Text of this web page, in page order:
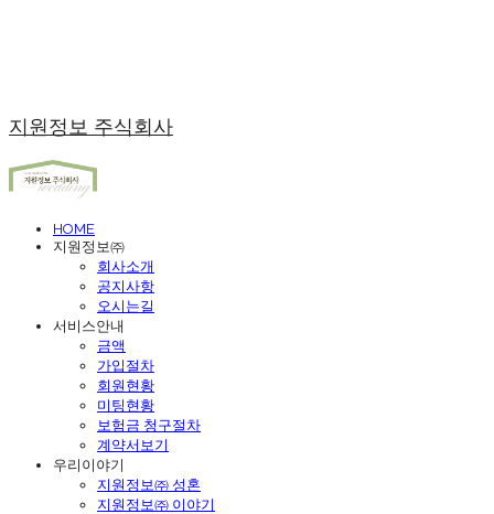
지원정보 주식회사
HOME
지원정보㈜
회사소개
공지사항
오시는길
서비스안내
금액
가입절차
회원현황
미팅현황
보험금 청구절차
계약서보기
우리이야기
지원정보㈜ 성혼
지원정보㈜ 이야기